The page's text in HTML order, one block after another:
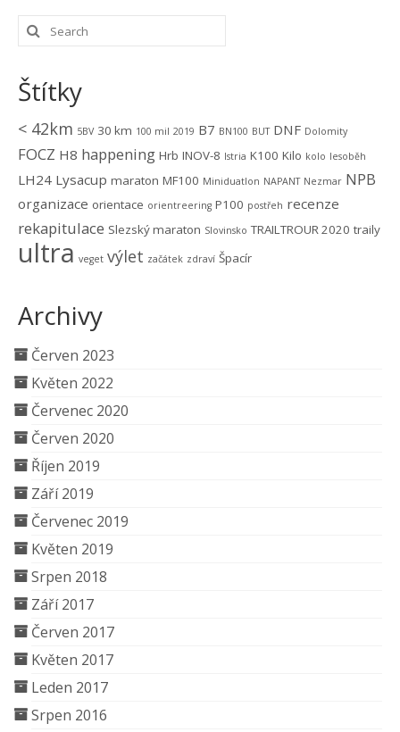
Štítky
< 42km 5BV 30 km 100 mil 2019 B7 BN100 BUT DNF Dolomity
FOCZ H8 happening Hrb INOV-8 Istria K100 Kilo kolo lesoběh
LH24 Lysacup maraton MF100 Miniduatlon NAPANT Nezmar NPB
organizace orientace orientreering P100 postřeh recenze
rekapitulace Slezský maraton Slovinsko TRAILTROUR 2020 traily
ultra veget výlet začátek zdraví Špacír
Archivy
Červen 2023
Květen 2022
Červenec 2020
Červen 2020
Říjen 2019
Září 2019
Červenec 2019
Květen 2019
Srpen 2018
Září 2017
Červen 2017
Květen 2017
Leden 2017
Srpen 2016